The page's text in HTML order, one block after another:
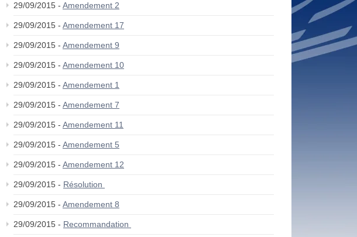
29/09/2015 - Amendement 2
29/09/2015 - Amendement 17
29/09/2015 - Amendement 9
29/09/2015 - Amendement 10
29/09/2015 - Amendement 1
29/09/2015 - Amendement 7
29/09/2015 - Amendement 11
29/09/2015 - Amendement 5
29/09/2015 - Amendement 12
29/09/2015 - Résolution
29/09/2015 - Amendement 8
29/09/2015 - Recommandation